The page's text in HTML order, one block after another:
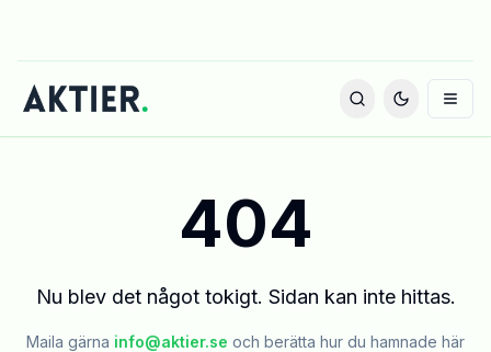
404
Nu blev det något tokigt. Sidan kan inte hittas.
Maila gärna info@aktier.se och berätta hur du hamnade här